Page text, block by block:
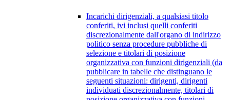
Incarichi dirigenziali, a qualsiasi titolo
conferiti, ivi inclusi quelli conferiti
discrezionalmente dall'organo di indirizzo
politico senza procedure pubbliche di
selezione e titolari di posizione
organizzativa con funzioni dirigenziali (da
pubblicare in tabelle che distinguano le
seguenti situazioni: dirigenti, dirigenti
individuati discrezionalmente, titolari di